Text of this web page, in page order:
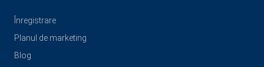
Înregistrare
Planul de marketing
Blog